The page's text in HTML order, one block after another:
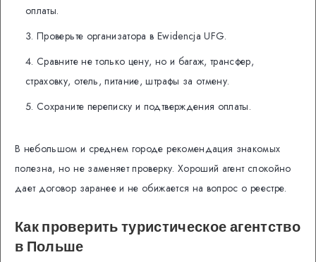
оплаты.
Проверьте организатора в Ewidencja UFG.
Сравните не только цену, но и багаж, трансфер,
страховку, отель, питание, штрафы за отмену.
Сохраните переписку и подтверждения оплаты.
В небольшом и среднем городе рекомендация знакомых
полезна, но не заменяет проверку. Хороший агент спокойно
дает договор заранее и не обижается на вопрос о реестре.
Как проверить туристическое агентство
в Польше